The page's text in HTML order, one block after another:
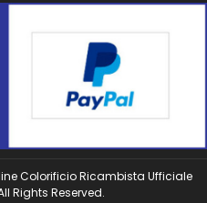
Colorificio Ricambista Ufficiale
Rights Reserved.